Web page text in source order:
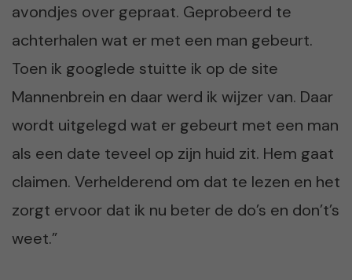
avondjes over gepraat. Geprobeerd te
achterhalen wat er met een man gebeurt.
Toen ik googlede stuitte ik op de site
Mannenbrein en daar werd ik wijzer van. Daar
wordt uitgelegd wat er gebeurt met een man
als een date teveel op zijn huid zit. Hem gaat
claimen. Verhelderend om dat te lezen en het
zorgt ervoor dat ik nu beter de do’s en don’t’s
weet.”